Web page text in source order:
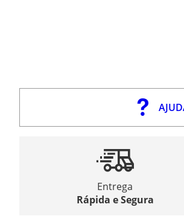
Entrega
Rápida e Segura